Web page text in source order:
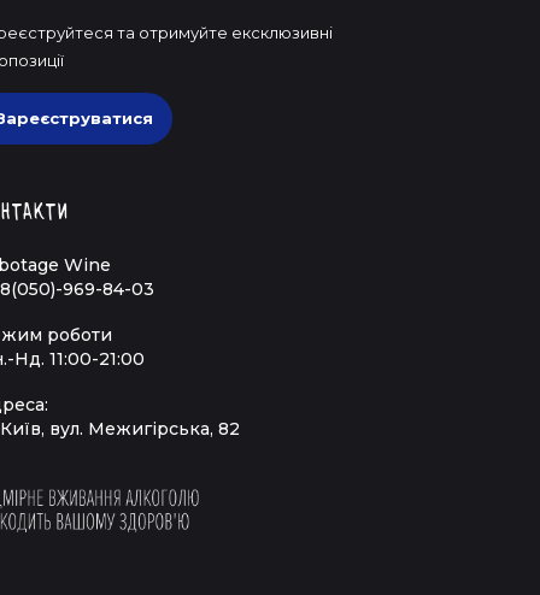
та отримуйте ексклюзивні
Wine
969-84-03
роботи
Нд. 11:00-21:00
вул. Межигірська, 82